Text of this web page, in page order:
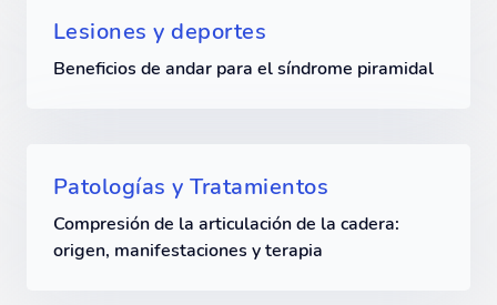
Lesiones y deportes
Beneficios de andar para el síndrome piramidal
Patologías y Tratamientos
Compresión de la articulación de la cadera:
origen, manifestaciones y terapia